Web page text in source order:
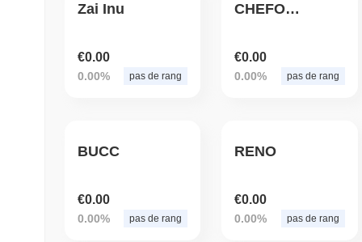
Zai Inu
€0.00
0.00% pas de rang
CHEFORAMA
€0.00
0.00% pas de rang
BUCC
€0.00
0.00% pas de rang
RENO
€0.00
0.00% pas de rang